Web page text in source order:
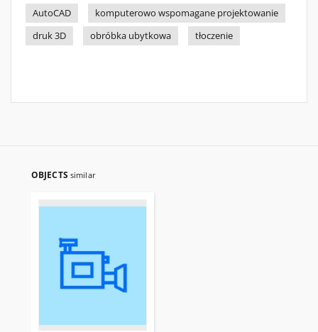
AutoCAD
komputerowo wspomagane projektowanie
druk 3D
obróbka ubytkowa tłoczenie
OBJECTS similar